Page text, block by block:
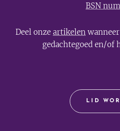
BSN
Deel onze artikelen
gedachtegoed en/of
LID